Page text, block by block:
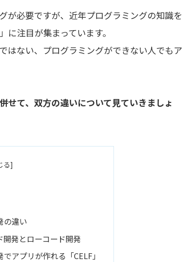
が必要ですが、近年プログラミングの知識を
注目が集まっています。
はない、プログラミングができない人でもア
せて、双方の違いについて見ていきましょ
の違い
発とローコード開発
アプリが作れる「CELF」